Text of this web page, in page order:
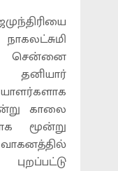
சென்னை
காலை
மூன்று